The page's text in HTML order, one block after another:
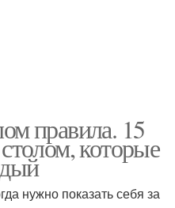
правила. 15
которые
нужно показать себя за